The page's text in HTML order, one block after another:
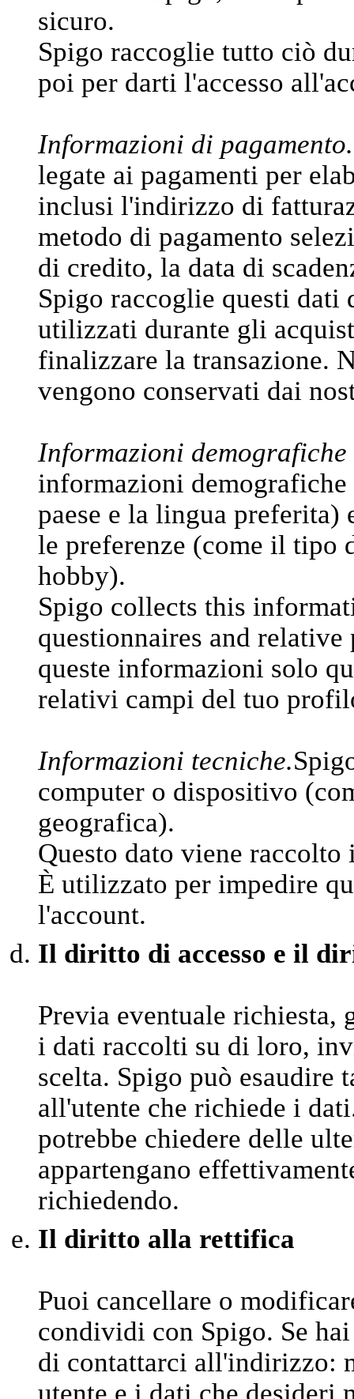
sicuro.
Spigo raccoglie tutto ciò
poi per darti l'accesso
Informazioni di pagamento.
legate ai pagamenti per
inclusi l'indirizzo di
metodo di pagamento
di credito, la data di
Spigo raccoglie questi dati
utilizzati durante gli
finalizzare la transazione.
vengono conservati dai
Informazioni
informazioni
paese e la lingua
le preferenze (come il tipo
hobby).
Spigo collects this
questionnaires and
queste informazioni solo
relativi campi del tuo
Informazioni tecniche.
computer o dispositivo
geografica).
Questo dato viene
È utilizzato per impedire
l'account.
Il diritto di accesso e il
Previa eventuale richiesta,
i dati raccolti su di loro,
scelta. Spigo può
all'utente che richiede i
potrebbe chiedere delle
appartengano
richiedendo.
Il diritto alla rettifica
Puoi cancellare o
condividi con Spigo. Se
di contattarci all'indirizzo:
utente e i dati che desideri